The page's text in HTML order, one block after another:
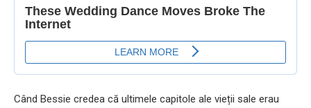
Când Bessie credea că ultimele capitole ale vieții sale erau